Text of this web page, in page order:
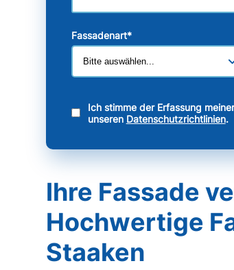
Fassadenart*
Ich stimme der Erfassung
unseren Datenschutzrichtlinien.
Ihre Fassade
Hochwertige
Staaken